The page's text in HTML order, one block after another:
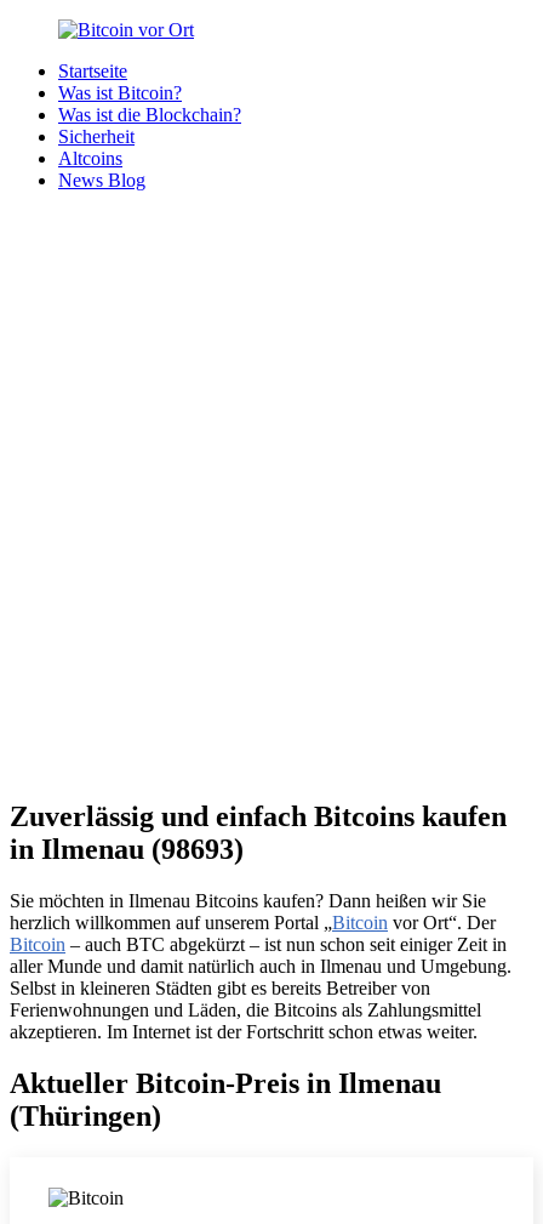
Zurück
Inhalt
Bitcoin
Bitcoins
deiner
Region
Startseite
Was ist Bitcoin?
Was ist die Blockchain?
Sicherheit
Altcoins
News Blog
Zuverlässig und einfach Bitcoins kaufen
in Ilmenau (98693)
Sie möchten in Ilmenau Bitcoins kaufen? Dann heißen wir Sie
herzlich willkommen auf unserem Portal „Bitcoin vor Ort“. Der
Bitcoin – auch BTC abgekürzt – ist nun schon seit einiger Zeit in
aller Munde und damit natürlich auch in Ilmenau und Umgebung.
Selbst in kleineren Städten gibt es bereits Betreiber von
Ferienwohnungen und Läden, die Bitcoins als Zahlungsmittel
akzeptieren. Im Internet ist der Fortschritt schon etwas weiter.
Aktueller Bitcoin-Preis in Ilmenau
(Thüringen)